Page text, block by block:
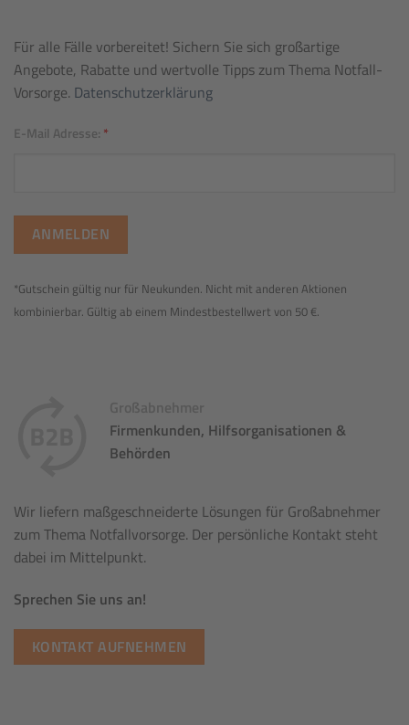
Für alle Fälle vorbereitet! Sichern Sie sich großartige
Angebote, Rabatte und wertvolle Tipps zum Thema Notfall-
Vorsorge. Datenschutzerklärung
E-Mail Adresse: *
*Gutschein gültig nur für Neukunden. Nicht mit anderen Aktionen
kombinierbar. Gültig ab einem Mindestbestellwert von 50 €.
Großabnehmer
Firmenkunden, Hilfsorganisationen &
Behörden
Wir liefern maßgeschneiderte Lösungen für Großabnehmer
zum Thema Notfallvorsorge. Der persönliche Kontakt steht
dabei im Mittelpunkt.
Sprechen Sie uns an!
KONTAKT AUFNEHMEN